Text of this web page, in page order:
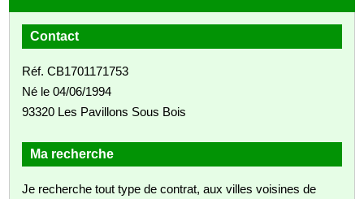
Contact
Réf. CB1701171753
Né le 04/06/1994
93320 Les Pavillons Sous Bois
Ma recherche
Je recherche tout type de contrat, aux villes voisines de